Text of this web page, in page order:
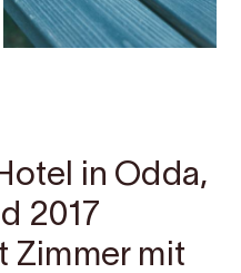
in Odda,
2017
Zimmer mit